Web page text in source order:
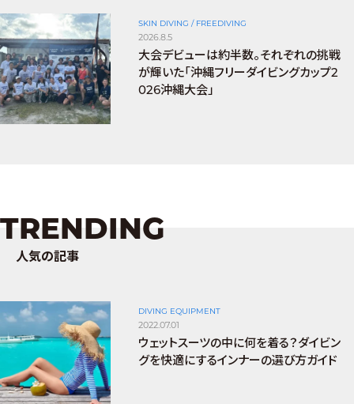
SKIN DIVING / FREEDIVING
2026.8.5
大会デビューは約半数。それぞれの挑戦
が輝いた「沖縄フリーダイビングカップ2
026沖縄大会」
TRENDING
人気の記事
DIVING EQUIPMENT
2022.07.01
ウェットスーツの中に何を着る？ダイビン
グを快適にするインナーの選び方ガイド